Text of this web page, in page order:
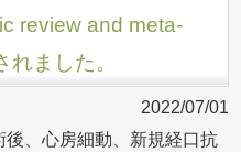
review and meta-
ました。
2022/07/01
、心房細動、新規経口抗